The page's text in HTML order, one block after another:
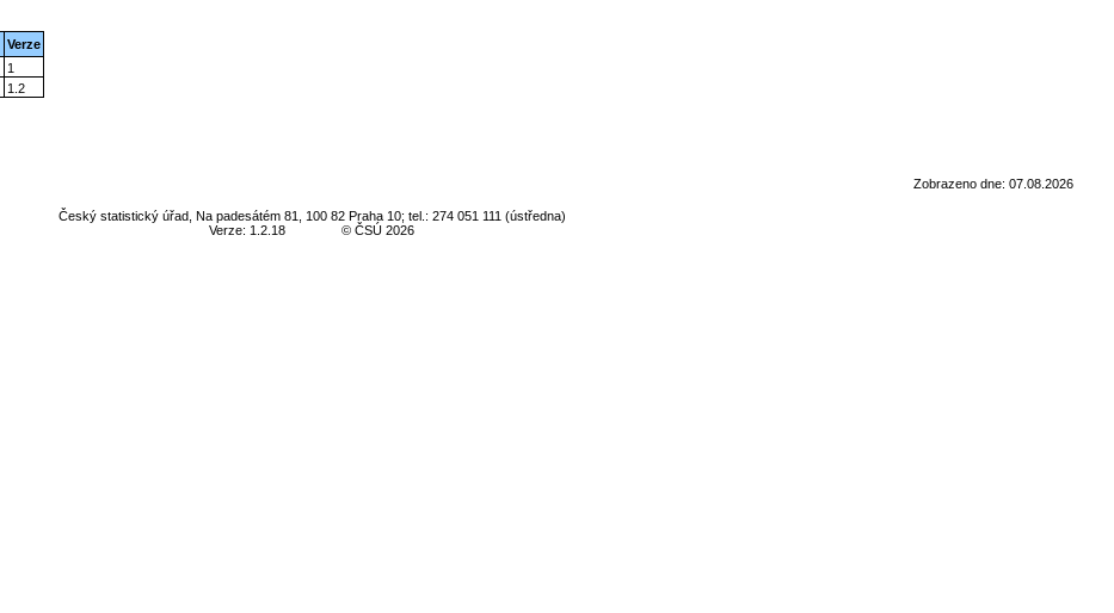
Verze
1
1.2
Zobrazeno dne: 07.08.2026
Český statistický úřad, Na padesátém 81, 100 82 Praha 10; tel.: 274 051 111 (ústředna)
Verze: 1.2.18
© ČSÚ 2026